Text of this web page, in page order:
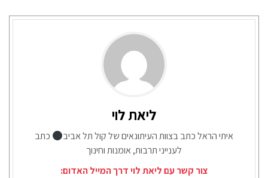
ליאת לוי
איתי הראל כתב בצוות העיתונאים של קול תל אביב
כתב
לענייני תרבות, אומנות וחינוך
צור קשר עם ליאת לוי דרך המייל האדום: